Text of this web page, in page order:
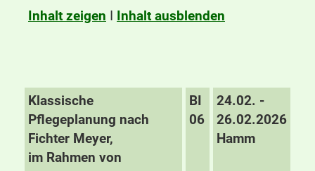
Inhalt zeigen I Inhalt ausblenden
Klassische
Pflegeplanung nach
Fichter Meyer,
im Rahmen von
BI
06
24.02. -
26.02.2026
Hamm